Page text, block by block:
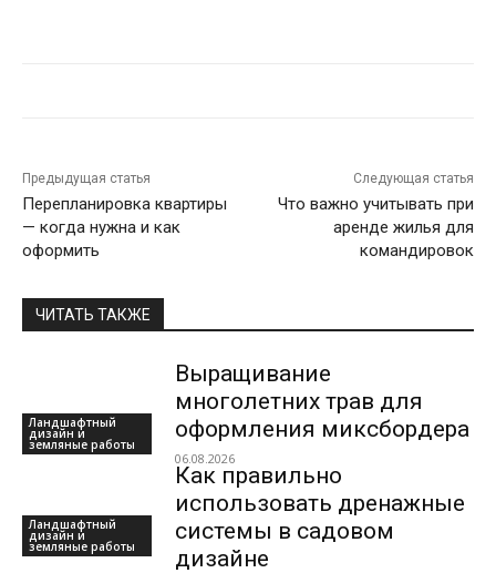
Предыдущая статья
Перепланировка квартиры
— когда нужна и как
оформить
Следующая статья
Что важно учитывать при
аренде жилья для
командировок
ЧИТАТЬ ТАКЖЕ
Ландшафтный
дизайн и
земляные работы
Выращивание
многолетних трав для
оформления миксбордера
06.08.2026
Ландшафтный
дизайн и
земляные работы
Как правильно
использовать дренажные
системы в садовом
дизайне